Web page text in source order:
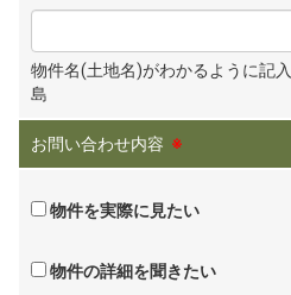
物件名(土地名)がわかるように記
島
お問い合わせ内容 ※
物件を実際に見たい
物件の詳細を聞きたい